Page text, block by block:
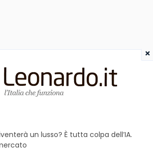
un lusso? È tutta colpa dell’IA.
×